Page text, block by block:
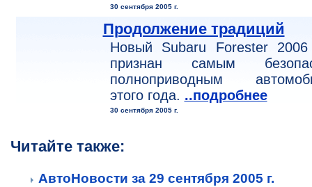
30 сентября 2005 г.
Продолжение традиций
Новый Subaru Forester
признан самым
полноприводным
этого года. ..подробнее
30 сентября 2005 г.
Читайте также:
АвтоНовости за 29 сентября 2005 г.